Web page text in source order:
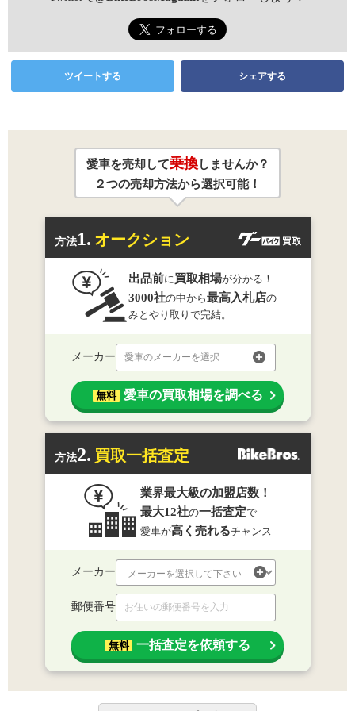
ツイートする シェアする
愛車を売却して乗換しませんか？
２つの売却方法から選択可能！
方法1. オークション
出品前に 買取相場が分かる！
3000社の中から最高入札店の
みとやり取りで完結。
メーカー 愛車のメーカーを選択
無料 愛車の買取相場を調べる
方法2. 買取一括査定
業界最大級の加盟店数！
最大12社の一括査定で
愛車が高く売れるチャンス
メーカー
郵便番号
無料 一括査定を依頼する